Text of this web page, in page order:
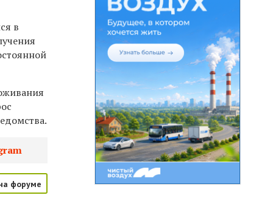
в
форуме